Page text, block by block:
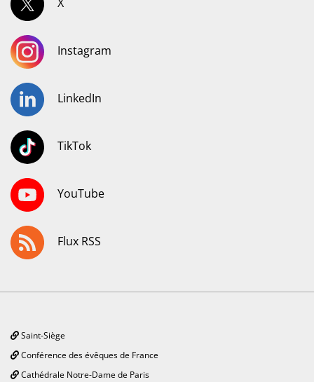
X
Instagram
LinkedIn
TikTok
YouTube
Flux RSS
Saint-Siège
Conférence des évêques de France
Cathédrale Notre-Dame de Paris